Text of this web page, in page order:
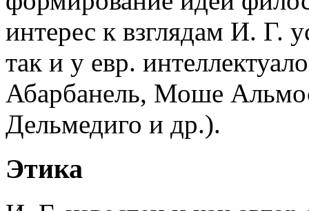
интерес к взглядам И. Г.
так и у евр.
Абарбанель, Моше
Дельмедиго и др.).
Этика